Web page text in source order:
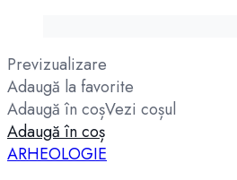
Previzualizare
Adaugă la favorite
Adaugă în coșVezi coșul
Adaugă în coș
ARHEOLOGIE